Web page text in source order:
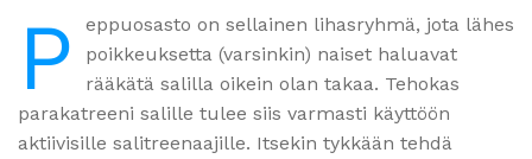
P
eppuosasto on sellainen lihasryhmä, jota lähes
poikkeuksetta (varsinkin) naiset haluavat
rääkätä salilla oikein olan takaa. Tehokas
parakatreeni salille tulee siis varmasti käyttöön
aktiivisille salitreenaajille. Itsekin tykkään tehdä